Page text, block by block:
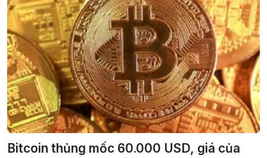
Bitcoin thủng mốc 60.000 USD, giá của